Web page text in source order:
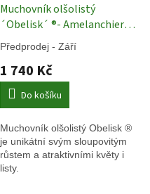
Muchovník olšolistý
´Obelisk´ ®- Amelanchier
alnifolia - 100 - 130 cm
Okrasné živé ploty
Předprodej - Září
1 740 Kč
Do košíku
Muchovník olšolistý Obelisk ®
je unikátní svým sloupovitým
růstem a atraktivními květy i
listy.